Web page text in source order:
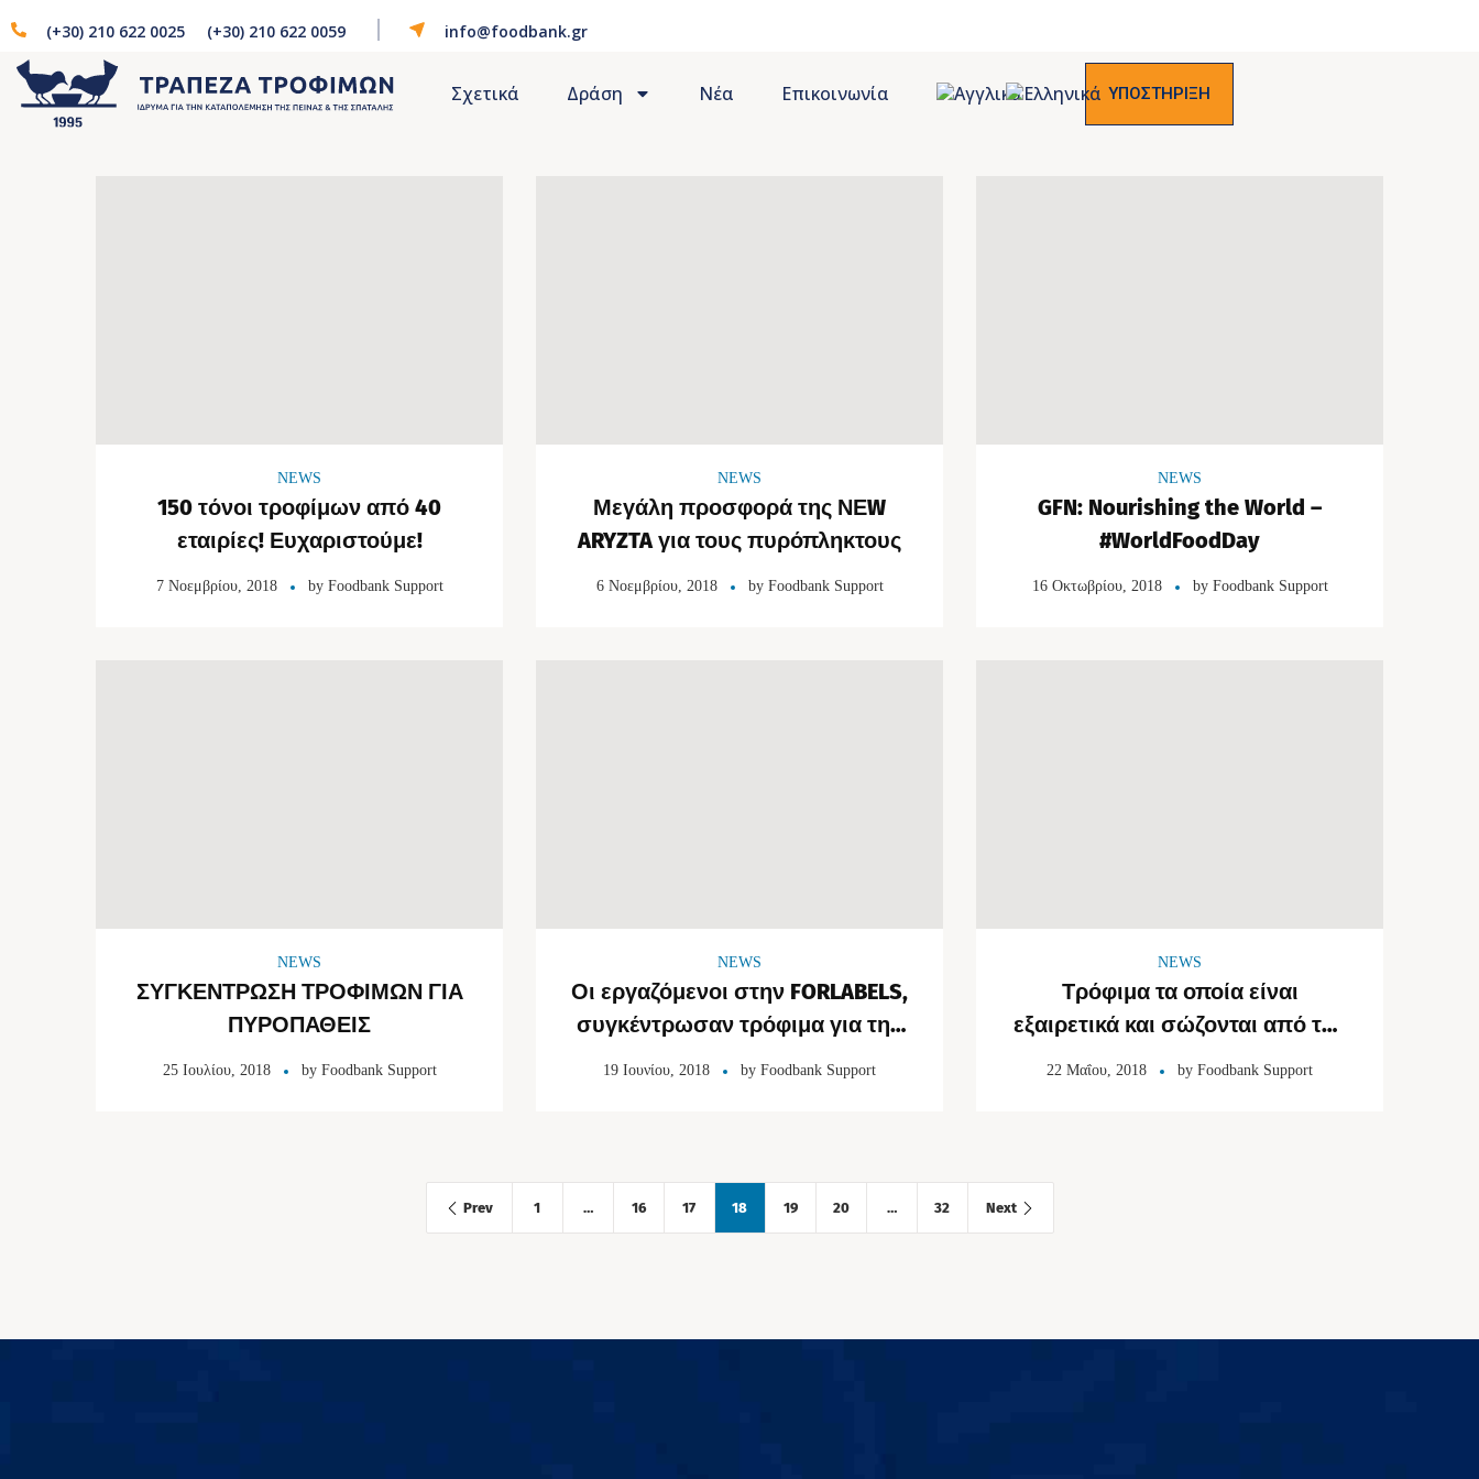
(+30) 210 622 0025 (+30) 210 622 0059 info@foodbank.gr
Σχετικά Δράση Νέα Επικοινωνία ΥΠΟΣΤΗΡΙΞΗ
NEWS
150 τόνοι τροφίμων από 40
εταιρίες! Ευχαριστούμε!
7 Νοεμβρίου, 2018 by Foodbank Support
NEWS
Μεγάλη προσφορά της ΝΕW
ARYZTA για τους πυρόπληκτους
6 Νοεμβρίου, 2018 by Foodbank Support
NEWS
GFN: Nourishing the World –
#WorldFoodDay
16 Οκτωβρίου, 2018 by Foodbank Support
NEWS
ΣΥΓΚΕΝΤΡΩΣΗ ΤΡΟΦΙΜΩΝ ΓΙΑ
ΠΥΡΟΠΑΘΕΙΣ
25 Ιουλίου, 2018 by Foodbank Support
NEWS
Οι εργαζόμενοι στην FORLABELS,
συγκέντρωσαν τρόφιμα για την
Τράπεζα Τροφίμων
19 Ιουνίου, 2018 by Foodbank Support
NEWS
Τρόφιμα τα οποία είναι
εξαιρετικά και σώζονται από την
σπατάλη!
22 Μαΐου, 2018 by Foodbank Support
Prev 1 … 16 17 18 19 20 … 32 Next